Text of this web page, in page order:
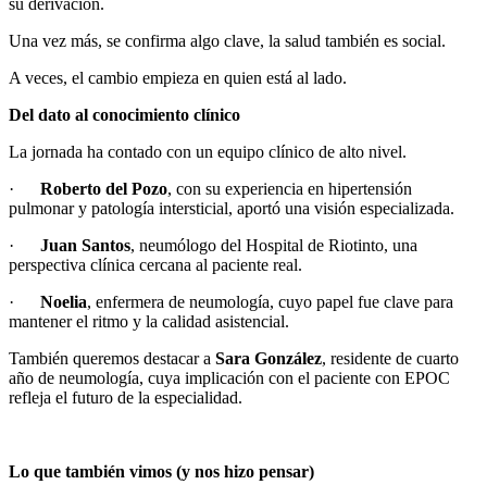
su derivación.
Una vez más, se confirma algo clave, la salud también es social.
A veces, el cambio empieza en quien está al lado.
Del dato al conocimiento clínico
La jornada ha contado con un equipo clínico de alto nivel.
· Roberto del Pozo, con su experiencia en hipertensión
pulmonar y patología intersticial, aportó una visión especializada.
· Juan Santos, neumólogo del Hospital de Riotinto, una
perspectiva clínica cercana al paciente real.
· Noelia, enfermera de neumología, cuyo papel fue clave para
mantener el ritmo y la calidad asistencial.
También queremos destacar a Sara González, residente de cuarto
año de neumología, cuya implicación con el paciente con EPOC
refleja el futuro de la especialidad.
Lo que también vimos (y nos hizo pensar)